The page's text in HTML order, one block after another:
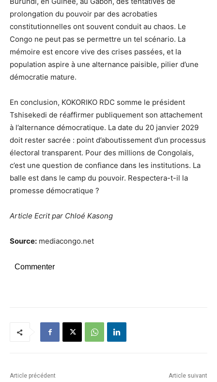
prolongation du pouvoir par des acrobaties
constitutionnelles ont souvent conduit au chaos. Le
Congo ne peut pas se permettre un tel scénario. La
mémoire est encore vive des crises passées, et la
population aspire à une alternance paisible, pilier d’une
démocratie mature.
En conclusion, KOKORIKO RDC somme le président
Tshisekedi de réaffirmer publiquement son attachement
à l’alternance démocratique. La date du 20 janvier 2029
doit rester sacrée : point d’aboutissement d’un processus
électoral transparent. Pour des millions de Congolais,
c’est une question de confiance dans les institutions. La
balle est dans le camp du pouvoir. Respectera-t-il la
promesse démocratique ?
Article Ecrit par Chloé Kasong
Source: mediacongo.net
Commenter
Article précédent Article suivant